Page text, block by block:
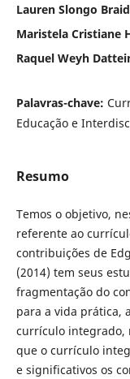
Lauren Slongo
Maristela Cristiane
Raquel Weyh
Palavras-chave:
Educação e
Resumo
Temos o objetivo,
referente ao
contribuições de
(2014) tem seus
fragmentação do
para a vida prática,
currículo integrado,
que o currículo
e significativos os